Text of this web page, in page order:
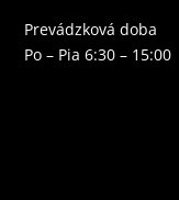
Prevádzková doba
Po – Pia 6:30 – 15:00